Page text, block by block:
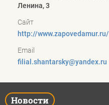
Ленина, 3
Сайт
http://www.zapovedamur.ru/
Email
filial.shantarsky@yandex.ru
Новости